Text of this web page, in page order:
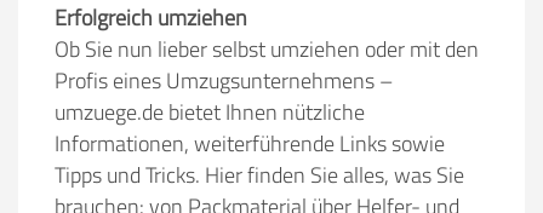
Erfolgreich umziehen
Ob Sie nun lieber selbst umziehen oder mit den
Profis eines Umzugsunternehmens –
umzuege.de bietet Ihnen nützliche
Informationen, weiterführende Links sowie
Tipps und Tricks. Hier finden Sie alles, was Sie
brauchen: von Packmaterial über Helfer- und